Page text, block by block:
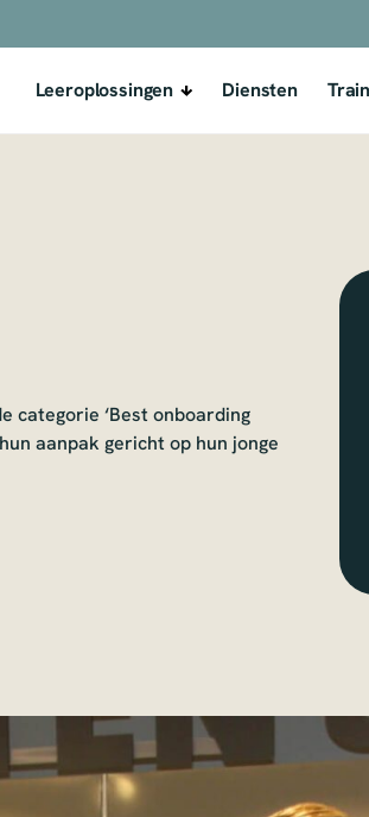
Leeroplossingen Diensten
categorie ‘Best onboarding
aanpak gericht op hun jonge